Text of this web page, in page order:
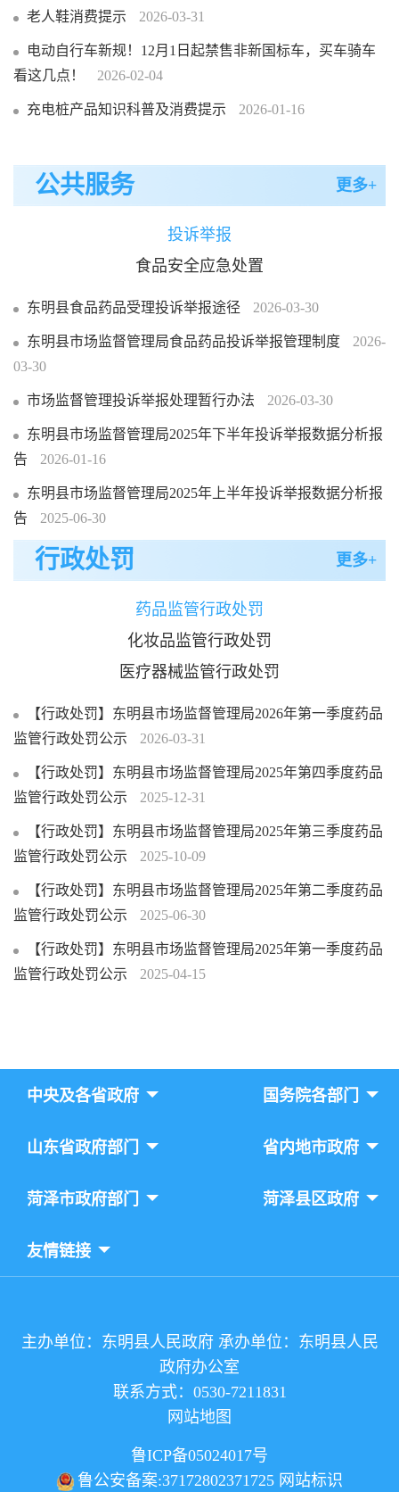
老人鞋消费提示 2026-03-31
电动自行车新规！12月1日起禁售非新国标车，买车骑车
看这几点！
2026-02-04
充电桩产品知识科普及消费提示 2026-01-16
公共服务 更多+
投诉举报
食品安全应急处置
东明县食品药品受理投诉举报途径 2026-03-30
东明县市场监督管理局食品药品投诉举报管理制度
2026-
03-30
市场监督管理投诉举报处理暂行办法 2026-03-30
东明县市场监督管理局2025年下半年投诉举报数据分析报
告
2026-01-16
东明县市场监督管理局2025年上半年投诉举报数据分析报
告
2025-06-30
行政处罚 更多+
药品监管行政处罚
化妆品监管行政处罚
医疗器械监管行政处罚
【行政处罚】东明县市场监督管理局2026年第一季度药品
监管行政处罚公示
2026-03-31
【行政处罚】东明县市场监督管理局2025年第四季度药品
监管行政处罚公示
2025-12-31
【行政处罚】东明县市场监督管理局2025年第三季度药品
监管行政处罚公示
2025-10-09
【行政处罚】东明县市场监督管理局2025年第二季度药品
监管行政处罚公示
2025-06-30
【行政处罚】东明县市场监督管理局2025年第一季度药品
监管行政处罚公示
2025-04-15
中央及各省政府 国务院各部门
山东省政府部门 省内地市政府
菏泽市政府部门 菏泽县区政府
友情链接
主办单位：东明县人民政府 承办单位：东明县人民
政府办公室
联系方式：0530-7211831
网站地图
鲁ICP备05024017号
鲁公安备案:37172802371725 网站标识